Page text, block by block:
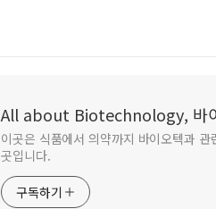
All about Biotechnology, 바
이곳은 식품에서 의약까지 바이오텍과
곳입니다.
구독하기